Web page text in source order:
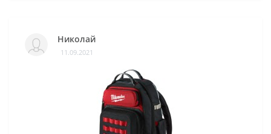
Николай
11.09.2021